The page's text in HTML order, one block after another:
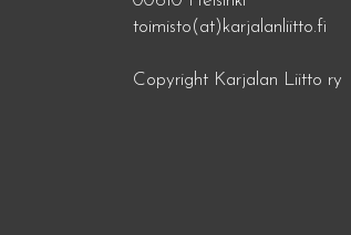
toimisto(at)karjalanliitto.fi
Copyright Karjalan Liitto ry